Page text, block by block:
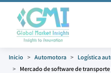
Inicio Automotora Logística
Mercado de software de